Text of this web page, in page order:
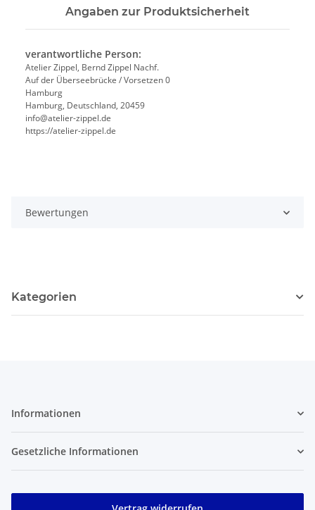
Angaben zur Produktsicherheit
verantwortliche Person:
Atelier Zippel, Bernd Zippel Nachf.
Auf der Überseebrücke / Vorsetzen 0
Hamburg
Hamburg, Deutschland, 20459
info@atelier-zippel.de
https://atelier-zippel.de
Bewertungen
Kategorien
Informationen
Gesetzliche Informationen